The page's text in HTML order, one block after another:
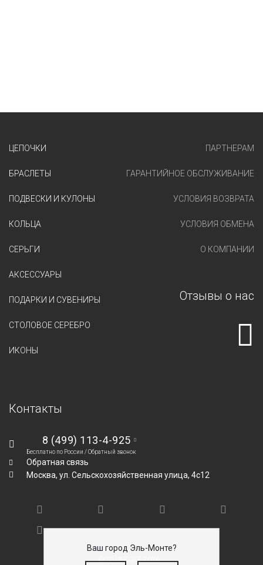
Ваш город Эль-Монте?
ЦЕПОЧКИ
БРАСЛЕТЫ
ПОДВЕСКИ И КУЛОНЫ
КОЛЬЦА
СЕРЬГИ
АКСЕССУАРЫ
ПОДАРКИ И СУВЕНИРЫ
СТОЛОВОЕ СЕРЕБРО
ИКОНЫ
ПАРТНЕРАМ
ГАРАНТИЙНОЕ ОБСЛУЖИВАНИЕ
УСЛОВИЯ ВОЗВРАТА
УСЛОВИЯ ОБМЕНА
О КОМПАНИИ
Отзывы о нас
Контакты
8 (499) 113-4-925
Бесплатно по России /Обратный звонок
Обратная связь
Москва, ул. Сельскохозяйственная улица, 4с12
© SILVEROFF 2026